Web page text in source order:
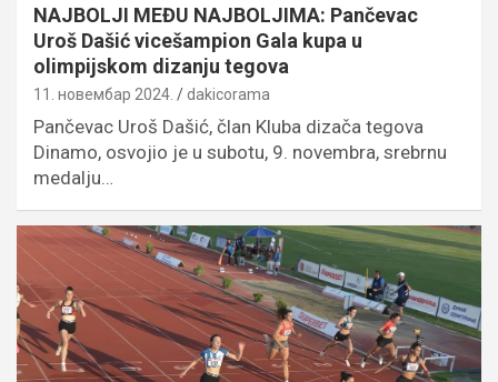
NAJBOLJI MEĐU NAJBOLJIMA: Pančevac
Uroš Dašić vicešampion Gala kupa u
olimpijskom dizanju tegova
11. новембар 2024. dakicorama
Pančevac Uroš Dašić, član Kluba dizača tegova
Dinamo, osvojio je u subotu, 9. novembra, srebrnu
medalju…